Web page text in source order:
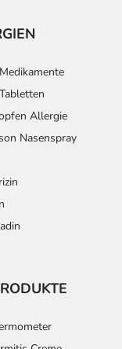
Allergie
Nasenspray